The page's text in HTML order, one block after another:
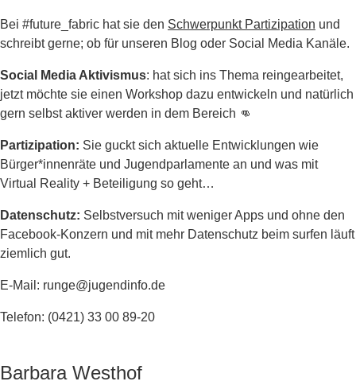
Bei #future_fabric hat sie den Schwerpunkt Partizipation und
schreibt gerne; ob für unseren Blog oder Social Media Kanäle.
Social Media Aktivismus: hat sich ins Thema reingearbeitet,
jetzt möchte sie einen Workshop dazu entwickeln und natürlich
gern selbst aktiver werden in dem Bereich 👊
Partizipation: Sie guckt sich aktuelle Entwicklungen wie
Bürger*innenräte und Jugendparlamente an und was mit
Virtual Reality + Beteiligung so geht…
Datenschutz: Selbstversuch mit weniger Apps und ohne den
Facebook-Konzern und mit mehr Datenschutz beim surfen läuft
ziemlich gut.
E-Mail: runge@jugendinfo.de
Telefon: (0421) 33 00 89-20
Barbara Westhof